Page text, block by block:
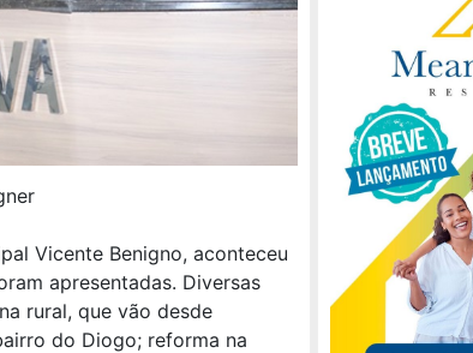
Vicente Benigno, aconteceu
apresentadas. Diversas
rural, que vão desde
do Diogo; reforma na